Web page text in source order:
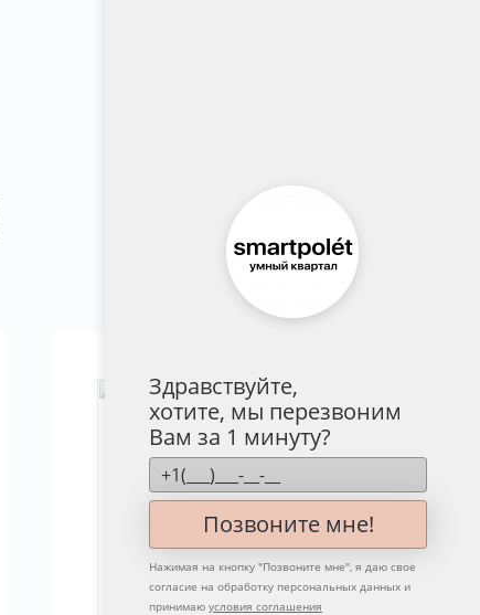
Здравствуйте,
хотите, мы перезвоним
Вам за 1 минуту?
Позвоните мне!
Нажимая на кнопку "Позвоните мне", я даю свое
согласие на обработку персональных данных и
принимаю условия соглашения